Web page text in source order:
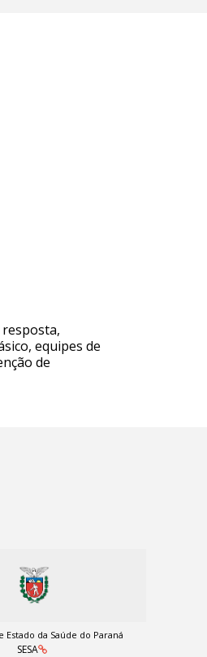
equipes de
de
Estado da Saúde do Paraná
SESA